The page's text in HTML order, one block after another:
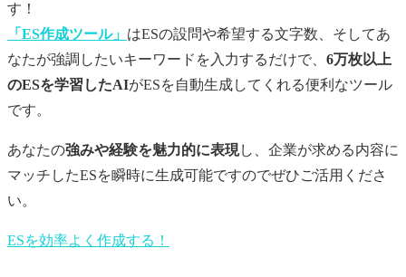
す！
「ES作成ツール」 はESの設問や希望する文字数、そしてあ
なたが強調したいキーワードを入力するだけで、 6万枚以上
のESを学習したAIがESを自動生成してくれる便利なツール
です。
あなたの強みや経験を魅力的に表現し、企業が求める内容に
マッチしたESを瞬時に生成可能ですのでぜひご活用くださ
い。
ESを効率よく作成する！